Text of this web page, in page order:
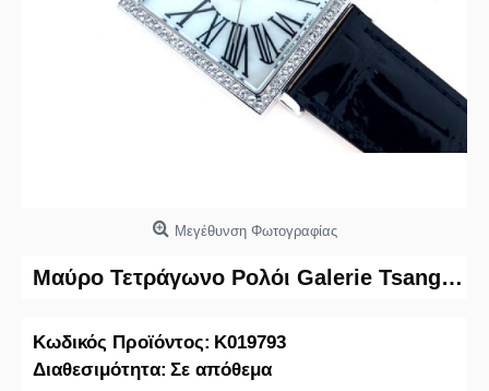
Μεγέθυνση Φωτογραφίας
Μαύρο Τετράγωνο Ρολόι Galerie Tsangarakis
Κωδικός Προϊόντος: K019793
Διαθεσιμότητα: Σε απόθεμα